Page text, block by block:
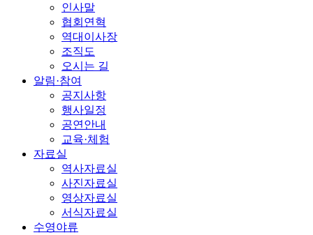
인사말
협회연혁
역대이사장
조직도
오시는 길
알림·참여
공지사항
행사일정
공연안내
교육·체험
자료실
역사자료실
사진자료실
영상자료실
서식자료실
수영야류